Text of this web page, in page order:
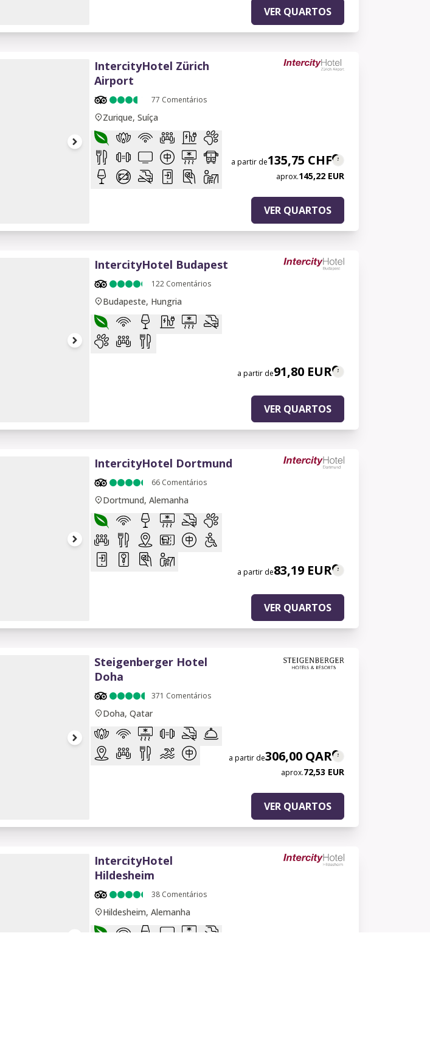
VER QUARTOS
IntercityHotel Zürich
Airport
77 Comentários
Zurique, Suíça
a partir de135,75 CHF
aprox.145,22 EUR
VER QUARTOS
IntercityHotel Budapest
122 Comentários
Budapeste, Hungria
a partir de91,80 EUR
VER QUARTOS
IntercityHotel Dortmund
66 Comentários
Dortmund, Alemanha
a partir de83,19 EUR
VER QUARTOS
Steigenberger Hotel
Doha
371 Comentários
Doha, Qatar
a partir de306,00 QAR
aprox.72,53 EUR
VER QUARTOS
IntercityHotel
Hildesheim
38 Comentários
Hildesheim, Alemanha